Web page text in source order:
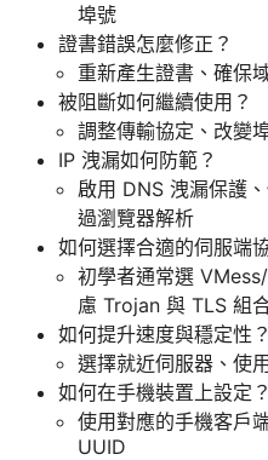
埠號
證書錯誤怎麼修正？
重新產生證書、確保
被阻斷如何繼續使用？
調整傳輸協定、改變
IP 洩漏如何防範？
啟用 DNS 洩漏保護
過瀏覽器解析
如何選擇合適的伺服端
初學者通常選
慮 Trojan 與 TLS 組
如何提升速度與穩定性？
選擇就近伺服器、使
如何在手機裝置上設定？
使用對應的手機客戶
UUID